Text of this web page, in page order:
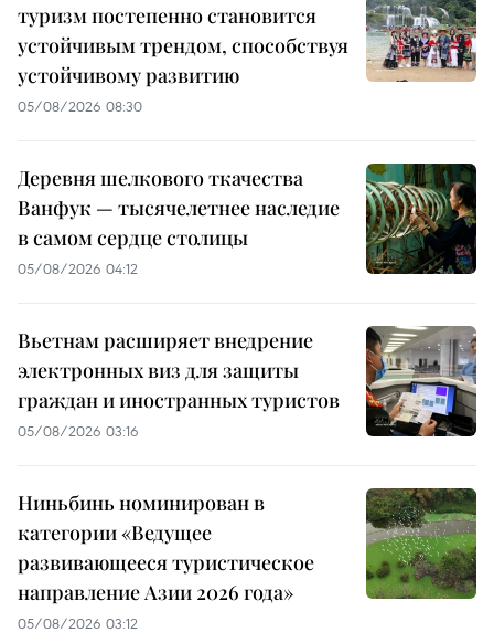
туризм постепенно становится
устойчивым трендом, способствуя
устойчивому развитию
05/08/2026 08:30
Деревня шелкового ткачества
Ванфук — тысячелетнее наследие
в самом сердце столицы
05/08/2026 04:12
Вьетнам расширяет внедрение
электронных виз для защиты
граждан и иностранных туристов
05/08/2026 03:16
Ниньбинь номинирован в
категории «Ведущее
развивающееся туристическое
направление Азии 2026 года»
05/08/2026 03:12